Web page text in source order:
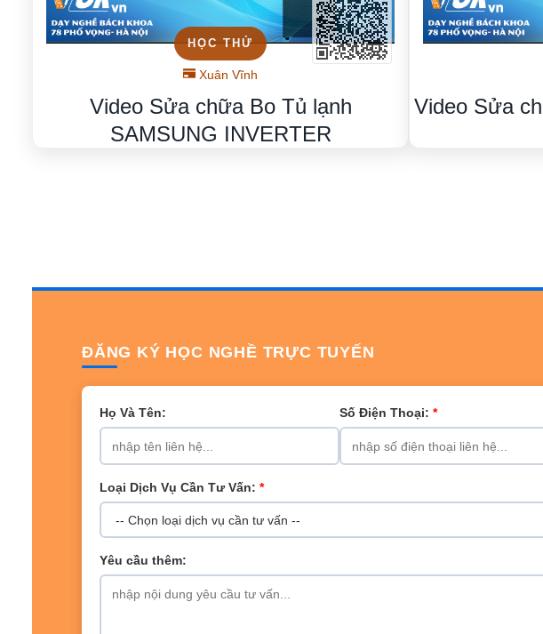
HỌC THỬ
Xuân Vĩnh
Video Sửa chữa Bo Tủ lạnh
SAMSUNG INVERTER
Video Sửa
ĐĂNG KÝ HỌC NGHỀ TRỰC TUYẾN
Họ Và Tên: Số Điện Thoại: *
Loại Dịch Vụ Cần Tư Vấn: *
Yêu cầu thêm: